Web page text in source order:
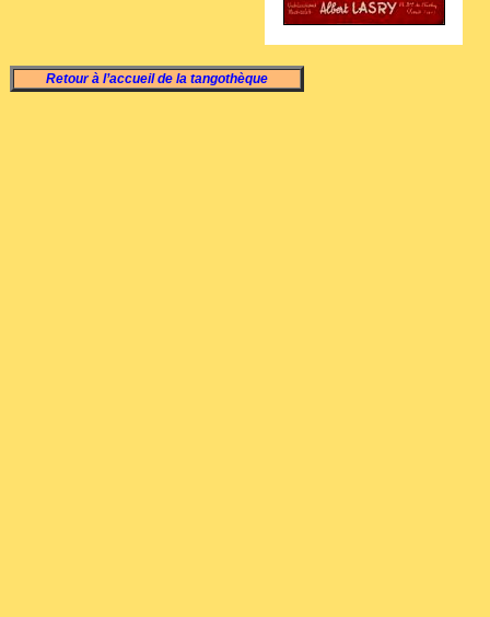
Retour à l’accueil de la tangothèque